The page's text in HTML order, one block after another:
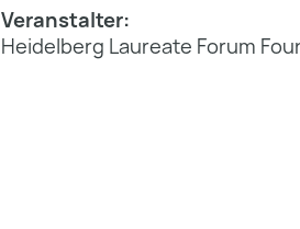
Veranstalter:
Heidelberg Laureate Forum